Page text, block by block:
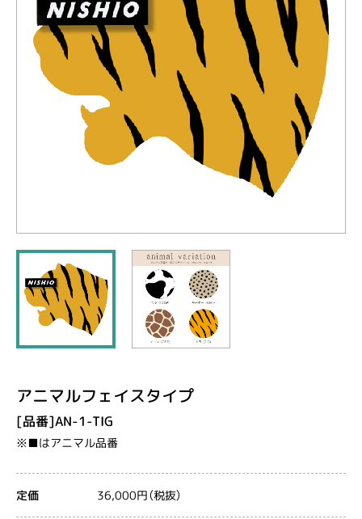
アニマルフェイスタイプ
[品番]AN-1-TIG
※■はアニマル品番
定価 36,000円（税抜）